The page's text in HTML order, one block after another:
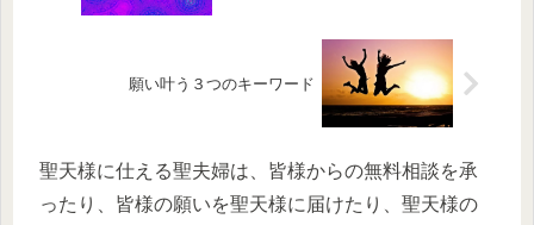
願い叶う３つのキーワード
聖天様に仕える聖夫婦は、皆様からの無料相談を承
ったり、皆様の願いを聖天様に届けたり、聖天様の